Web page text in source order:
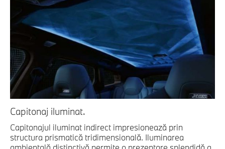
Capitonaj iluminat.
Capitonajul iluminat indirect impresionează prin
structura prismatică tridimensională. Iluminarea